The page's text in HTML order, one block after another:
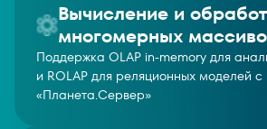
Вычисление и
многомерных
Поддержка OLAP in-memory для
и ROLAP для реляционных моделей
«Планета.Сервер»